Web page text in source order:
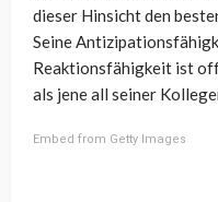
dieser Hinsicht den
Seine
Reaktionsfähigkeit ist
als jene all seiner
Embed from Getty Images